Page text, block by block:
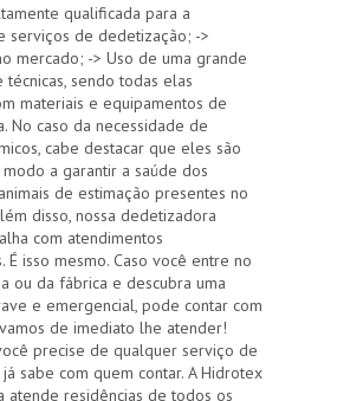
qualificada para a
serviços de dedetização; ->
mercado; -> Uso de uma grande
sendo todas elas
materiais e equipamentos de
No caso da necessidade de
cabe destacar que eles são
a garantir a saúde dos
de estimação presentes no
disso, nossa dedetizadora
com atendimentos
É isso mesmo. Caso você entre no
ou da fábrica e descubra uma
e emergencial, pode contar com
de imediato lhe atender!
precise de qualquer serviço de
sabe com quem contar. A Hidrotex
atende residências de todos os